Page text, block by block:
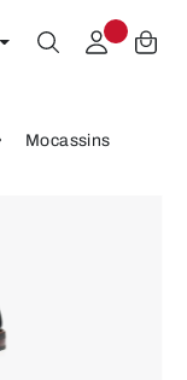
Mocassins